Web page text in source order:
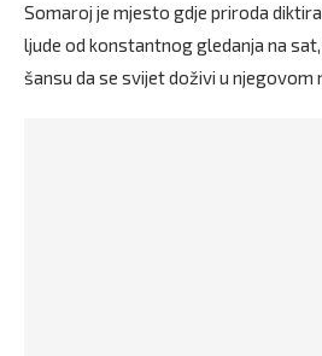
Somaroj je mjesto gdje priroda
ljude od konstantnog gledanja na
šansu da se svijet doživi u njegovom